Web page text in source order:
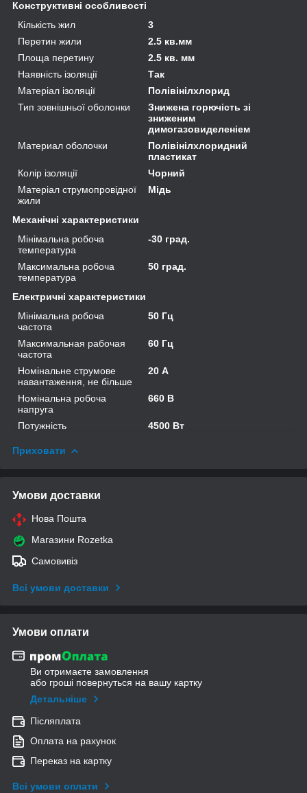
Конструктивні особливості
Кількість жил
3
Перетин жили
2.5 кв.мм
Площа перетину
2.5 кв. мм
Наявність ізоляції
Так
Матеріал ізоляції
Полівінілхлорид
Тип зовнішньої оболонки
Знижена горючість зі
зниженим
димогазовиделеніем
Материал оболочки
Полівінілхлоридний
пластикат
Колір ізоляції
Чорний
Матеріал струмопровідної
жили
Мідь
Механічні характеристики
Мінімальна робоча
температура
-30 град.
Максимальна робоча
температура
50 град.
Електричні характеристики
Мінімальна робоча
частота
50 Гц
Максимальная рабочая
частота
60 Гц
Номінальне струмове
навантаження, не більше
20 А
Номінальна робоча
напруга
660 В
Потужність 4500 Вт
Приховати
Умови доставки
Нова Пошта
Магазини Rozetka
Самовивіз
Всі умови доставки
Умови оплати
Ви отримаєте замовлення
або гроші повернуться на вашу картку
Детальніше
Післяплата
Оплата на рахунок
Переказ на картку
Всі умови оплати